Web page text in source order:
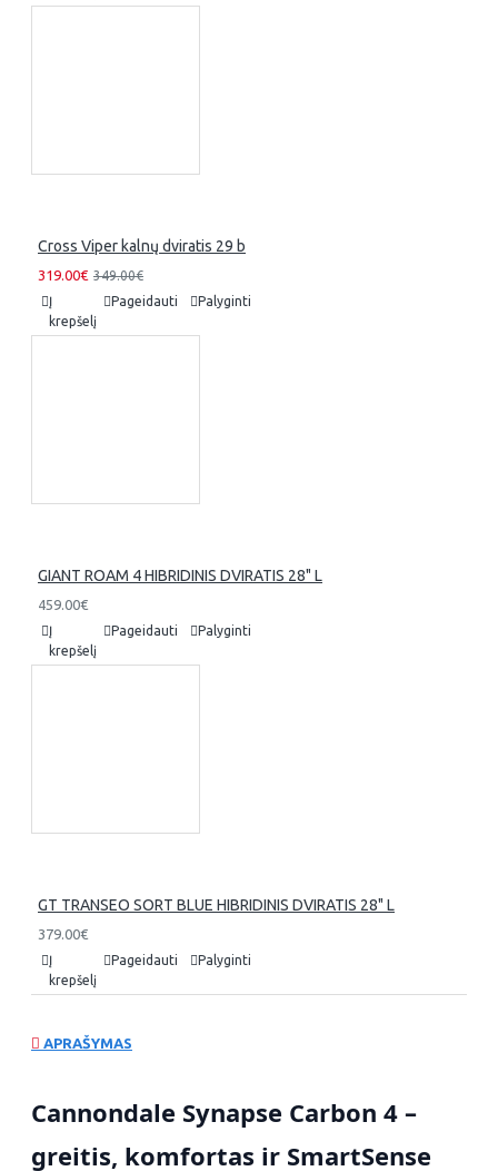
Cross Viper kalnų dviratis 29 b
319.00€ 349.00€
Į
krepšelį
Pageidauti Palyginti
GIANT ROAM 4 HIBRIDINIS DVIRATIS 28" L
459.00€
Į
krepšelį
Pageidauti Palyginti
GT TRANSEO SORT BLUE HIBRIDINIS DVIRATIS 28" L
379.00€
Į
krepšelį
Pageidauti Palyginti
APRAŠYMAS
Cannondale Synapse Carbon 4 –
greitis, komfortas ir SmartSense